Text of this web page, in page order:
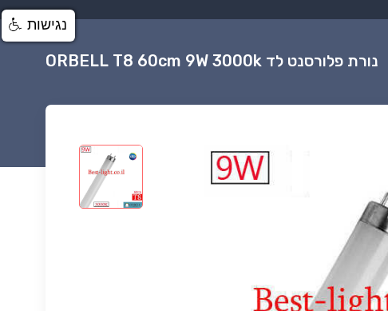
נורת פלורסנט לד ORBELL T8 60cm 9W 3000k
נגישות